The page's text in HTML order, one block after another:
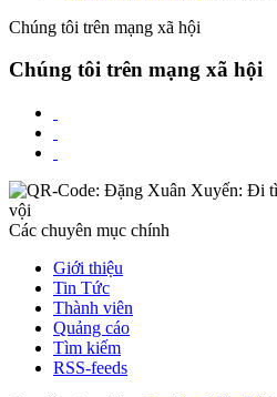
Chúng tôi trên mạng xã hội
Chúng tôi trên mạng xã hội
Các chuyên mục chính
Giới thiệu
Tin Tức
Thành viên
Quảng cáo
Tìm kiếm
RSS-feeds